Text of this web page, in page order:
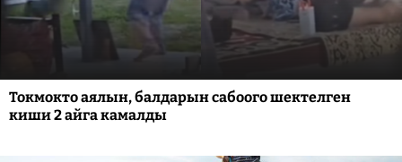
Токмокто аялын, балдарын сабоого шектелген
киши 2 айга камалды